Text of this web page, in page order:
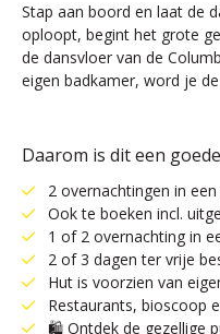
Stap aan boord en laat de
oploopt, begint het grote
de dansvloer van de
eigen badkamer, word je
Daarom is dit een
2 overnachtingen in
Ook te boeken incl.
1 of 2 overnachting in
2 of 3 dagen ter vrije
Hut is voorzien van
Restaurants, bioscoop
🛍️ Ontdek de gezellige